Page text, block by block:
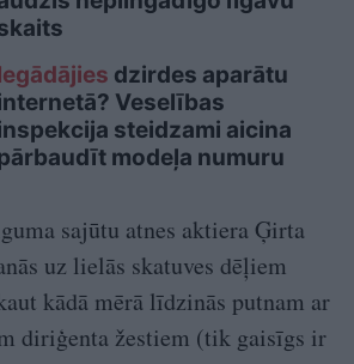
dzirdes aparātu
Veselības
steidzami aicina
modeļa numuru
sajūtu atnes aktiera Ģirta
uz lielās skatuves dēļiem
kādā mērā līdzinās putnam ar
diriģenta žestiem (tik gaisīgs ir